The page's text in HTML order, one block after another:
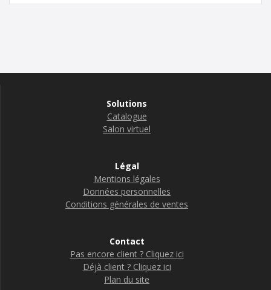
Solutions
Catalogue
Salon virtuel
Légal
Mentions légales
Données personnelles
Conditions générales de ventes
Contact
Pas encore client ? Cliquez ici
Déjà client ? Cliquez ici
Plan du site